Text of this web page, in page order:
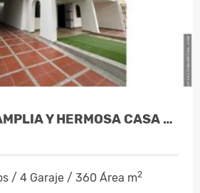
SE ARRIENDA AMPLIA Y HERMOSA CASA DE 2…
/ 4 Garaje / 360 Área m2